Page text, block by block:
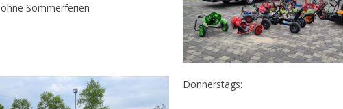
ohne Sommerferien
Donnerstags: